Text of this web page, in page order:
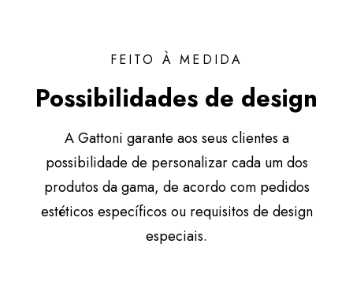
FEITO À MEDIDA
Possibilidades de design
A Gattoni garante aos seus clientes a
possibilidade de personalizar cada um dos
produtos da gama, de acordo com pedidos
estéticos específicos ou requisitos de design
especiais.